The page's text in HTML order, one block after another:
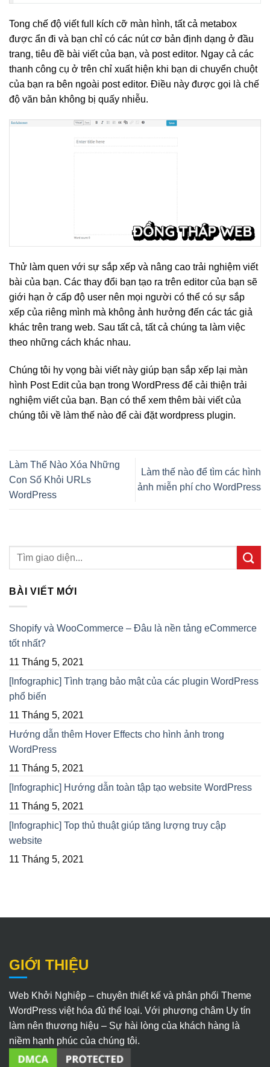
Tong chế độ viết full kích cỡ màn hình, tất cả metabox
được ẩn đi và bạn chỉ có các nút cơ bản định dạng ở đầu
trang, tiêu đề bài viết của bạn, và post editor. Ngay cả các
thanh công cụ ở trên chỉ xuất hiện khi bạn di chuyển chuột
của bạn ra bên ngoài post editor. Điều này được gọi là chế
độ văn bản không bị quấy nhiễu.
Thử làm quen với sự sắp xếp và nâng cao trải nghiệm viết
bài của bạn. Các thay đổi bạn tạo ra trên editor của bạn sẽ
giới hạn ở cấp độ user nên mọi người có thể có sự sắp
xếp của riêng mình mà không ảnh hưởng đến các tác giả
khác trên trang web. Sau tất cả, tất cả chúng ta làm việc
theo những cách khác nhau.
Chúng tôi hy vọng bài viết này giúp bạn sắp xếp lại màn
hình Post Edit của bạn trong WordPress để cải thiện trải
nghiệm viết của bạn. Bạn có thể xem thêm bài viết của
chúng tôi về làm thế nào để cài đặt wordpress plugin.
Làm Thế Nào Xóa Những
Con Số Khỏi URLs
WordPress
Làm thế nào để tìm các hình
ảnh miễn phí cho WordPress
BÀI VIẾT MỚI
Shopify và WooCommerce – Đâu là nền tảng eCommerce
tốt nhất?
11 Tháng 5, 2021
[Infographic] Tình trạng bảo mật của các plugin WordPress
phổ biến
11 Tháng 5, 2021
Hướng dẫn thêm Hover Effects cho hình ảnh trong
WordPress
11 Tháng 5, 2021
[Infographic] Hướng dẫn toàn tập tạo website WordPress
11 Tháng 5, 2021
[Infographic] Top thủ thuật giúp tăng lượng truy cập
website
11 Tháng 5, 2021
GIỚI THIỆU
Web Khởi Nghiệp – chuyên thiết kế và phân phối Theme
WordPress việt hóa đủ thể loại. Với phương châm Uy tín
làm nên thương hiệu – Sự hài lòng của khách hàng là
niềm hạnh phúc của chúng tôi.